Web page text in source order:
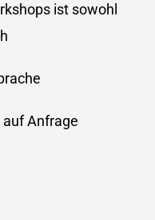
ist sowohl
Anfrage